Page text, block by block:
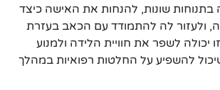
בתנוחות שונות, להנחות את האישה כיצד
ולעזור לה להתמודד עם הכאב בעזרת
יכולה לשפר את חוויית הלידה ולמנוע
להשפיע על החלטות רפואיות במהלך